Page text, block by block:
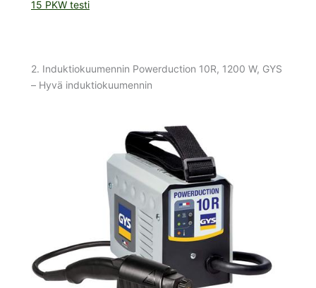
15 PKW testi
2. Induktiokuumennin Powerduction 10R, 1200 W, GYS
– Hyvä induktiokuumennin